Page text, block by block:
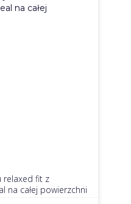
relaxed fit z
na całej powierzchni